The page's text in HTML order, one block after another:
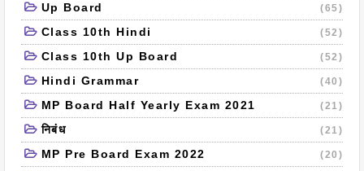
Up Board (65)
Class 10th Hindi (52)
Class 10th Up Board (52)
Hindi Grammar (40)
MP Board Half Yearly Exam 2021 (21)
निबंध (21)
MP Pre Board Exam 2022 (20)